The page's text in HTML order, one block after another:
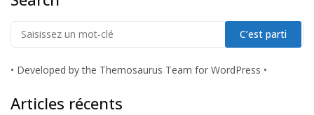
• Developed by the Themosaurus Team for WordPress •
Articles récents